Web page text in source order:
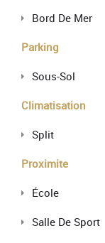
Bord De Mer
Parking
Sous-Sol
Climatisation
Split
Proximite
École
Salle De Sport